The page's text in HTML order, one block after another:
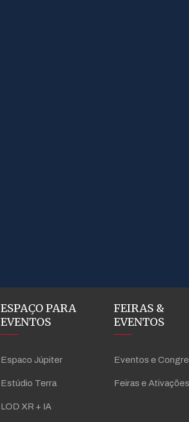
ESPAÇO PARA
EVENTOS
Espaco Júpiter
Estúdio Terra
LOD XR + IA
FEIRAS &
EVENTOS
Eventos e
Feiras e Ativações